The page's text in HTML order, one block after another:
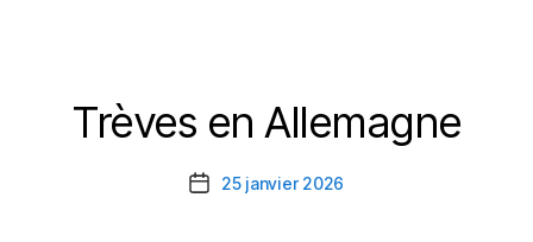
Catégories
Trèves en Allemagne
Date25 janvier 2026